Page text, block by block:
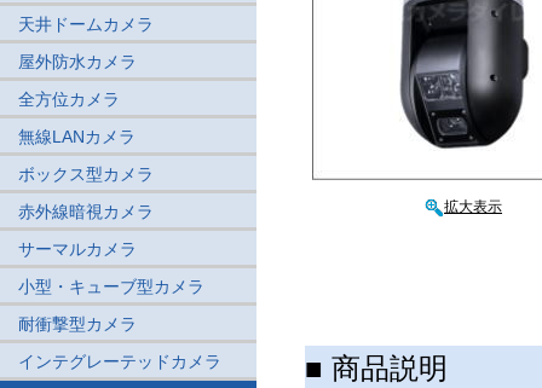
天井ドームカメラ
屋外防水カメラ
全方位カメラ
無線LANカメラ
ボックス型カメラ
赤外線暗視カメラ
サーマルカメラ
小型・キューブ型カメラ
耐衝撃型カメラ
インテグレーテッドカメラ
拡大表示
■ 商品説明